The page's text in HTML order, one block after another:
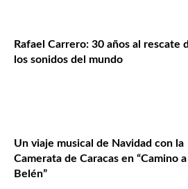
Rafael Carrero: 30 años al rescate
los sonidos del mundo
Un viaje musical de Navidad con la
Camerata de Caracas en “Camino a
Belén”